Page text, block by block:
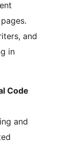
and
in
Code
and